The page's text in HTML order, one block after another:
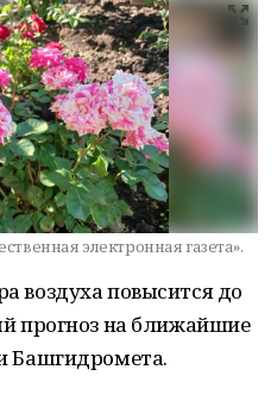
электронная газета».
воздуха повысится до
прогноз на ближайшие
Башгидромета.